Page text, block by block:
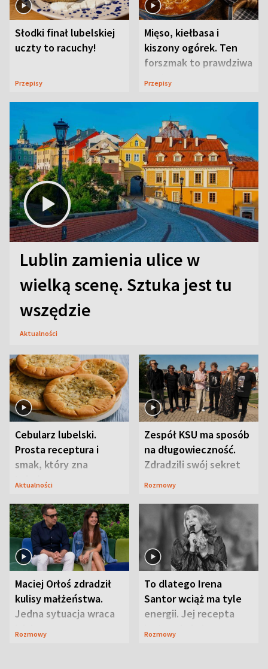
Słodki finał lubelskiej
uczty to racuchy!
Przepisy
Mięso, kiełbasa i
kiszony ogórek. Ten
forszmak to prawdziwa
uczta
Przepisy
Lublin zamienia ulice w
wielką scenę. Sztuka jest tu
wszędzie
Aktualności
Cebularz lubelski.
Prosta receptura i
smak, który zna
Lubelszczyzna
Aktualności
Zespół KSU ma sposób
na długowieczność.
Zdradzili swój sekret
Rozmowy
Maciej Orłoś zdradził
kulisy małżeństwa.
Jedna sytuacja wraca
jak bumerang
Rozmowy
To dlatego Irena
Santor wciąż ma tyle
energii. Jej recepta
jest zaskakująco
Rozmowy